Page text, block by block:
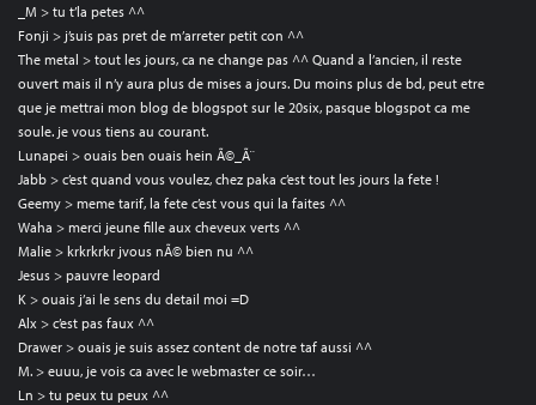
_M > tu t’la petes ^^
Fonji > j’suis pas pret de m’arreter petit con ^^
The metal > tout les jours, ca ne change pas ^^ Quand a l’ancien, il reste
ouvert mais il n’y aura plus de mises a jours. Du moins plus de bd, peut etre
que je mettrai mon blog de blogspot sur le 20six, pasque blogspot ca me
soule. je vous tiens au courant.
Lunapei > ouais ben ouais hein Ã©_Ã¨
Jabb > c’est quand vous voulez, chez paka c’est tout les jours la fete !
Geemy > meme tarif, la fete c’est vous qui la faites ^^
Waha > merci jeune fille aux cheveux verts ^^
Malie > krkrkrkr jvous nÃ© bien nu ^^
Jesus > pauvre leopard
K > ouais j’ai le sens du detail moi =D
Alx > c’est pas faux ^^
Drawer > ouais je suis assez content de notre taf aussi ^^
M. > euuu, je vois ca avec le webmaster ce soir…
Ln > tu peux tu peux ^^